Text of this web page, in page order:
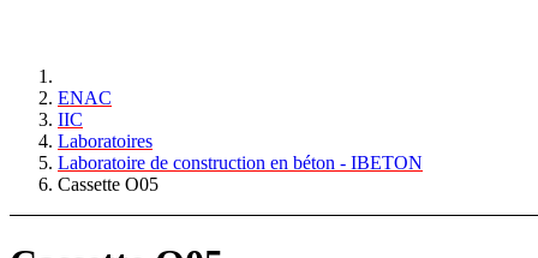
ENAC
IIC
Laboratoires
Laboratoire de construction en béton - IBETON
Cassette O05